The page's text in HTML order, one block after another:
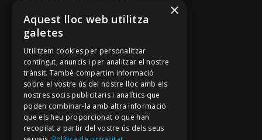
Cançoner
Tradicionari
Arxiu Oral
Contacte
Segueix-nos
Mallorca Oral, un projecte de
×
Aquest lloc web utilitza
galetes
Utilitzem cookies per personalitzar
contingut, anuncis i per analitzar el nostre
trànsit. També compartim informació
sobre el vostre ús del nostre lloc amb els
nostres socis publicitaris i analítics que
poden combinar-la amb altra informació
que els heu proporcionat o que han
recopilat a partir del vostre ús dels seus